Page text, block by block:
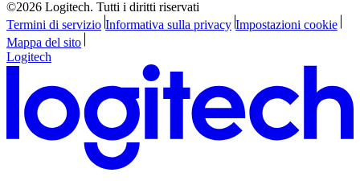
©2026 Logitech. Tutti i diritti riservati
Termini di servizio Informativa sulla privacy Impostazioni cookie
Mappa del sito
Logitech